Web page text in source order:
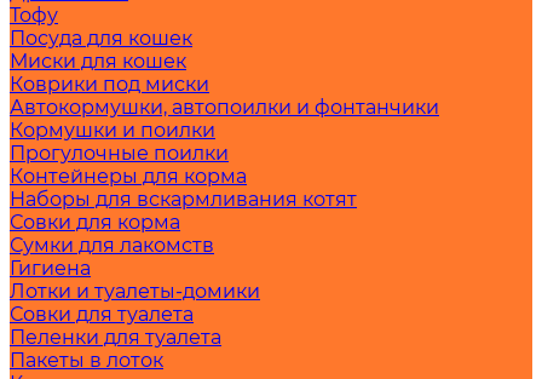
Тофу
Посуда для кошек
Миски для кошек
Коврики под миски
Автокормушки, автопоилки и фонтанчики
Кормушки и поилки
Прогулочные поилки
Контейнеры для корма
Наборы для вскармливания котят
Совки для корма
Сумки для лакомств
Гигиена
Лотки и туалеты-домики
Совки для туалета
Пеленки для туалета
Пакеты в лоток